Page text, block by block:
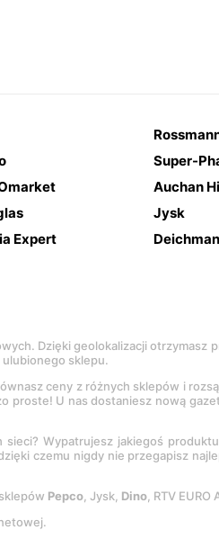
Super-
Auchan
Jysk
Expert
Dzięki geolokalizacji
sklepu.
ceny z różnych sklepów i
proste! U nas dostaniesz nową
Wypatrujesz jakiegoś
czemu nigdy nie przegapisz
Pepco, Jysk, Dino, RTV EURO